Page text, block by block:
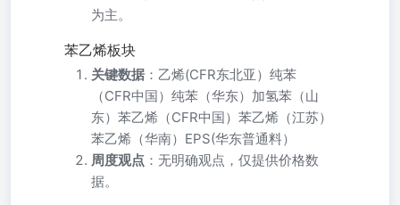
为主。
苯乙烯板块
关键数据 ：乙烯(CFR东北亚）纯苯
（CFR中国）纯苯（华东）加氢苯（山
东）苯乙烯（CFR中国）苯乙烯（江苏）
苯乙烯（华南）EPS(华东普通料）
周度观点 ：无明确观点，仅提供价格数
据。